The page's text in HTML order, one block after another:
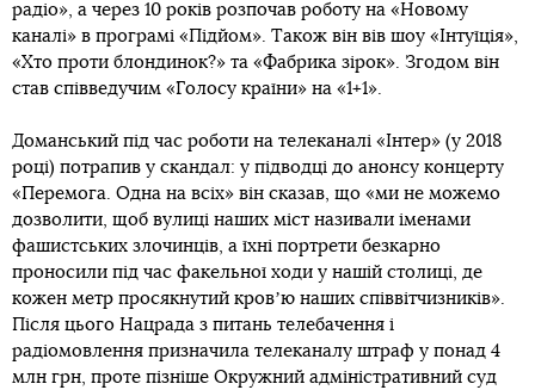
радіо», а через 10 років розпочав роботу на «Новому
каналі» в програмі «Підйом». Також він вів шоу «Інтуїція»,
«Хто проти блондинок?» та «Фабрика зірок». Згодом він
став співведучим «Голосу країни» на «1+1».
Доманський під час роботи на телеканалі «Інтер» (у 2018
році) потрапив у скандал: у підводці до анонсу концерту
«Перемога. Одна на всіх» він сказав, що «ми не можемо
дозволити, щоб вулиці наших міст називали іменами
фашистських злочинців, а їхні портрети безкарно
проносили під час факельної ходи у нашій столиці, де
кожен метр просякнутий кровʼю наших співвітчизників».
Після цього Нацрада з питань телебачення і
радіомовлення призначила телеканалу штраф у понад 4
млн грн, проте пізніше Окружний адміністративний суд